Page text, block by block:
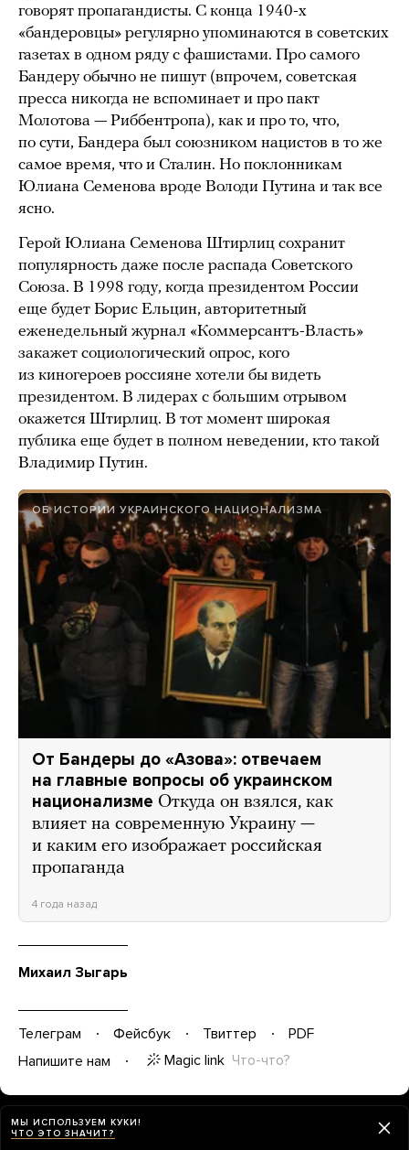
говорят пропагандисты. С конца 1940-х
«бандеровцы» регулярно упоминаются в советских
газетах в одном ряду с фашистами. Про самого
Бандеру обычно не пишут (впрочем, советская
пресса никогда не вспоминает и про пакт
Молотова — Риббентропа), как и про то, что,
по сути, Бандера был союзником нацистов в то же
самое время, что и Сталин. Но поклонникам
Юлиана Семенова вроде Володи Путина и так все
ясно.
Герой Юлиана Семенова Штирлиц сохранит
популярность даже после распада Советского
Союза. В 1998 году, когда президентом России
еще будет Борис Ельцин, авторитетный
еженедельный журнал «Коммерсантъ-Власть»
закажет социологический опрос, кого
из киногероев россияне хотели бы видеть
президентом. В лидерах с большим отрывом
окажется Штирлиц. В тот момент широкая
публика еще будет в полном неведении, кто такой
Владимир Путин.
ОБ ИСТОРИИ УКРАИНСКОГО НАЦИОНАЛИЗМА
От Бандеры до «Азова»: отвечаем
на главные вопросы об украинском
национализме Откуда он взялся, как
влияет на современную Украину —
и каким его изображает российская
пропаганда
4 года назад
Михаил Зыгарь
Телеграм Фейсбук Твиттер
PDF
Напишите нам
Magic link Что-что?
МЫ ИСПОЛЬЗУЕМ КУКИ!
ЧТО ЭТО ЗНАЧИТ?